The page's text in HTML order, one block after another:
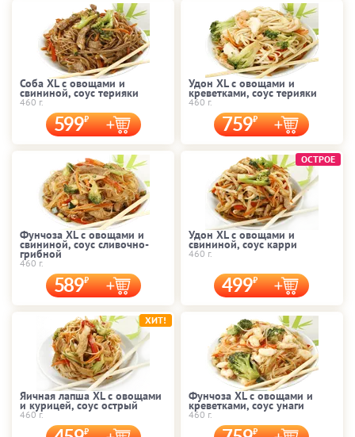
Соба XL с овощами и
свининой, соус терияки
460 г.
599
Удон XL с овощами и
креветками, соус терияки
460 г.
759
Фунчоза XL с овощами и
свининой, соус сливочно-
грибной
460 г.
589
Удон XL с овощами и
свининой, соус карри
460 г.
499
ОСТРОЕ
Яичная лапша XL с овощами
и курицей, соус острый
460 г.
ХИТ!
Фунчоза XL с овощами и
креветками, соус унаги
460 г.